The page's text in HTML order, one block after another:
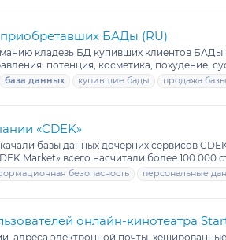
БАДы (RU)
кладезь БД купивших клиентов
потенция, косметика, похудение,
база данных купившие бады продажа базы
«CDEK»
базы данных дочерних сервисов
всего насчитали более 100
безопасность персональные
онлайн-кинотеатра
электронной почты,